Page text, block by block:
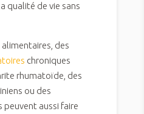
qualité de vie sans
des
chroniques
rhumatoïde, des
ou des
peuvent aussi faire